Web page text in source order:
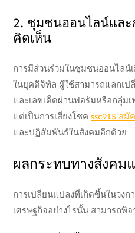
2. ชุมชนออนไลน์และ
คิดเห็น
การมีส่วนร่วมในชุมชนออนไลน์
ในยุคดิจิทัล ผู้ใช้สามารถแลกเ
และเลขเด็ดผ่านฟอรัมหรือกลุ่ม
แต่เป็นการเสี่ยงโชค ssc915 สมั
และปฏิสัมพันธ์ในสังคมอีกด้วย
ผลกระทบทางสังคม
การเปลี่ยนแปลงที่เกิดขึ้นในวง
เศรษฐกิจอย่างไรนั้น สามารถพิ